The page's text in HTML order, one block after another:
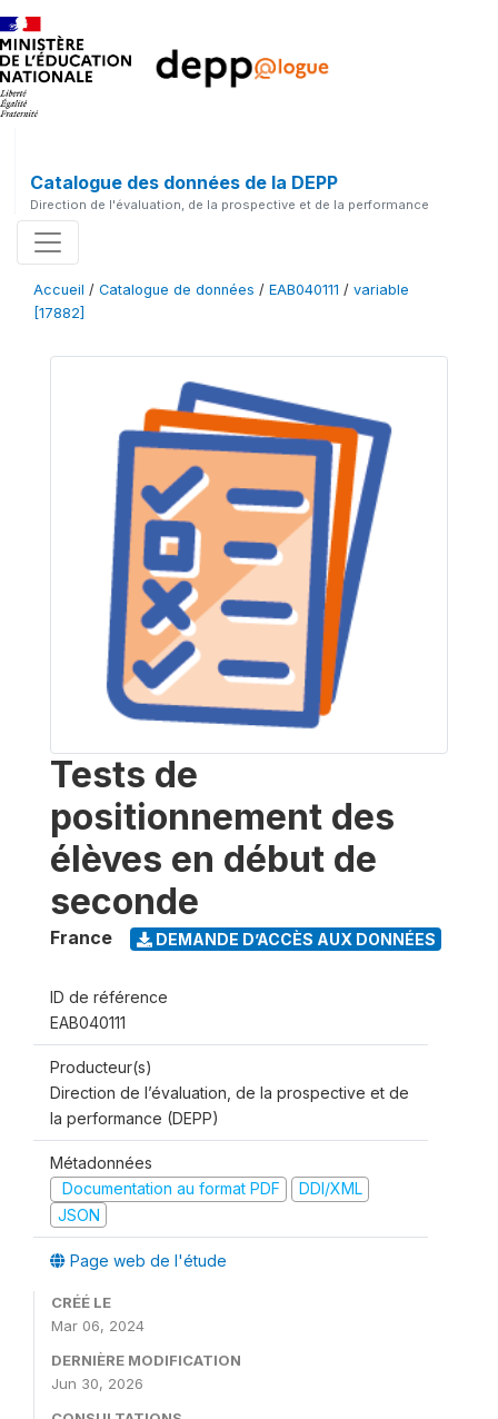
Catalogue des données de la DEPP
Direction de l'évaluation, de la prospective et de la performance
Accueil / Catalogue de données / EAB040111 / variable
[17882]
Tests de
positionnement des
élèves en début de
seconde
France DEMANDE D’ACCÈS AUX DONNÉES
ID de référence
EAB040111
Producteur(s)
Direction de l’évaluation, de la prospective et de
la performance (DEPP)
Métadonnées
Documentation au format PDF
DDI/XML
JSON
Page web de l'étude
CRÉÉ LE
Mar 06, 2024
DERNIÈRE MODIFICATION
Jun 30, 2026